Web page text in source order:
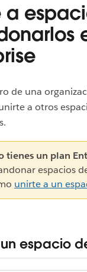
a
de una
a otros
tienes un plan
espacios
unirte a un
un espacio